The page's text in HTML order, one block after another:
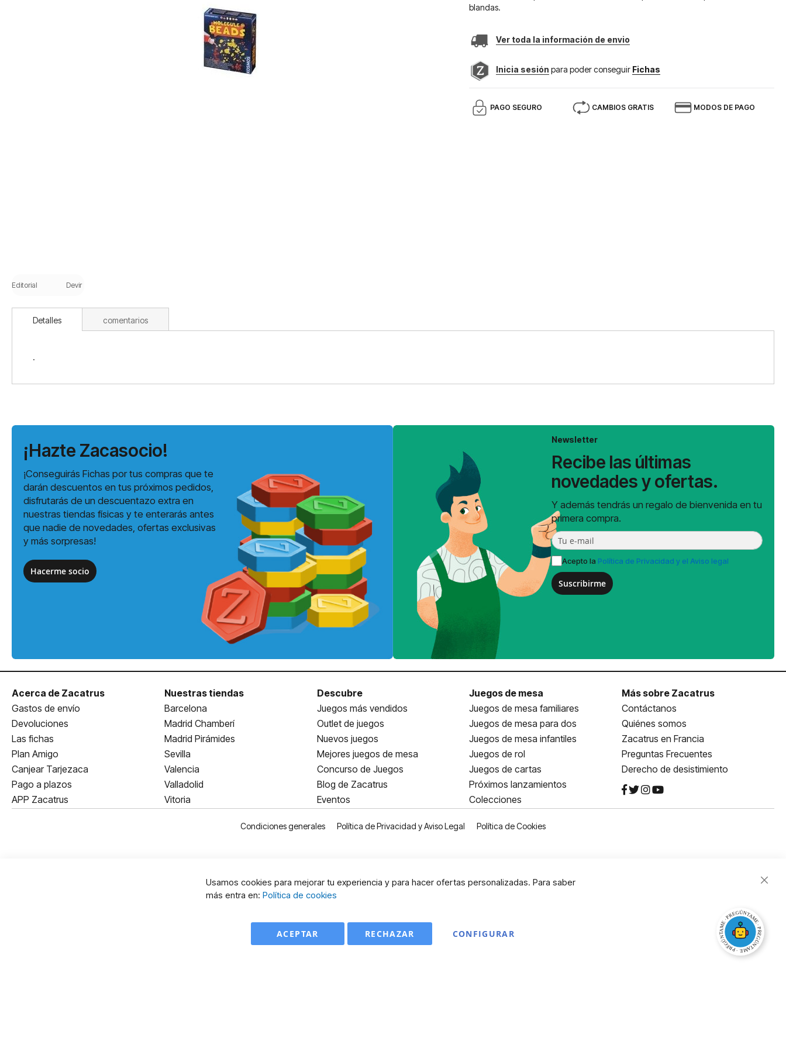
comienzo
la
galería
blandas.
Ver toda la información de envio
Inicia sesión para poder conseguir Fichas
PAGO SEGURO CAMBIOS GRATIS MODOS DE PAGO
Editorial Devir
Detalles
.
comentarios
¡Hazte Zacasocio!
¡Conseguirás Fichas por tus compras que te
darán descuentos en tus próximos pedidos,
disfrutarás de un descuentazo extra en
nuestras tiendas físicas y te enterarás antes
que nadie de novedades, ofertas exclusivas
y más sorpresas!
Hacerme socio
Newsletter
Recibe las últimas
novedades y ofertas.
Y además tendrás un regalo de bienvenida en tu
primera compra.
Acepto la Política de Privacidad y el Aviso legal
Suscribirme
Acerca de Zacatrus
Gastos de envío
Devoluciones
Las fichas
Plan Amigo
Canjear Tarjezaca
Pago a plazos
APP Zacatrus
Nuestras tiendas
Barcelona
Madrid Chamberí
Madrid Pirámides
Sevilla
Valencia
Valladolid
Vitoria
Descubre
Juegos más vendidos
Outlet de juegos
Nuevos juegos
Mejores juegos de mesa
Concurso de Juegos
Blog de Zacatrus
Eventos
Juegos de mesa
Juegos de mesa familiares
Juegos de mesa para dos
Juegos de mesa infantiles
Juegos de rol
Juegos de cartas
Próximos lanzamientos
Colecciones
Más sobre Zacatrus
Contáctanos
Quiénes somos
Zacatrus en Francia
Preguntas Frecuentes
Derecho de desistimiento
Condiciones generales Política de Privacidad y Aviso Legal Política de Cookies
Usamos cookies para mejorar tu experiencia y para hacer ofertas personalizadas. Para saber
más entra en: Política de cookies
ACEPTAR CONFIGURAR
RECHAZAR